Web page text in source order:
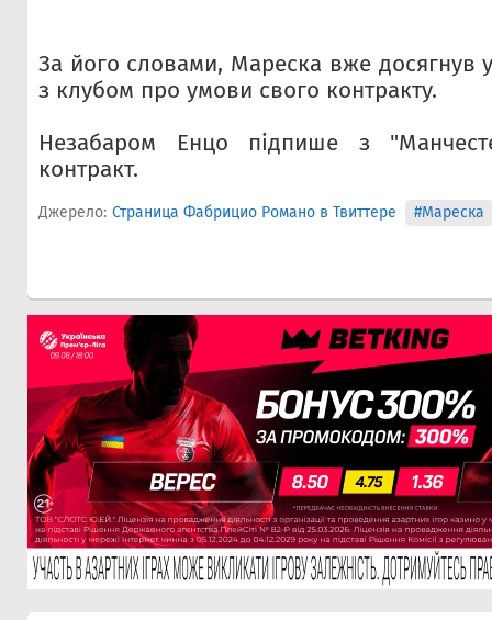
За його словами, Мареска вже досягнув
з клубом про умови свого контракту.
Незабаром Енцо підпише з
контракт.
Джерело: Страница Фабрицио Романо в Твиттере #Мареска